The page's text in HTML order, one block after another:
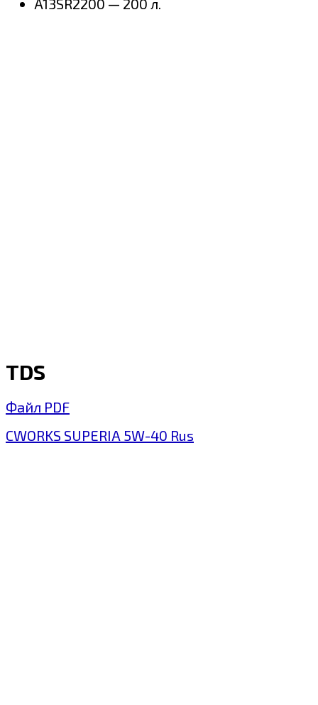
A13SR2200 — 200 л.
TDS
Файл PDF
CWORKS SUPERIA 5W-40 Rus